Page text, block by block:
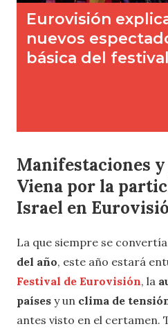
Manifestaciones
Viena por la
Israel en
La que siempre se
del año, este año estará
Festival de Eurovisión, la
países y un clima de
antes visto en el certamen.